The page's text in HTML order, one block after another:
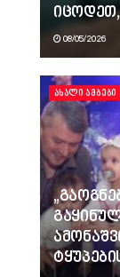
08/05/2026
ᲐᲮᲐᲚᲘ ᲐᲛᲑᲔᲑᲘ